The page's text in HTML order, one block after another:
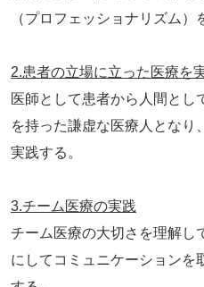
（プロフェッショナリズム）
2.患者の立場に立った医療を
医師として患者から人間とし
を持った謙虚な医療人となり
実践する。
3.チーム医療の実践
チーム医療の大切さを理解し
にしてコミュニケーションを